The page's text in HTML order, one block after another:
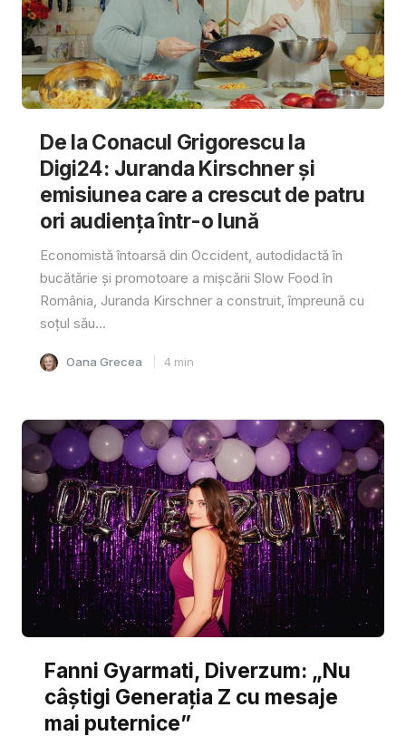
De la Conacul Grigorescu la
Digi24: Juranda Kirschner și
emisiunea care a crescut de patru
ori audiența într-o lună
Economistă întoarsă din Occident, autodidactă în
bucătărie și promotoare a mișcării Slow Food în
România, Juranda Kirschner a construit, împreună cu
soțul său...
Oana Grecea 4 min
Fanni Gyarmati, Diverzum: „Nu
câștigi Generația Z cu mesaje
mai puternice”